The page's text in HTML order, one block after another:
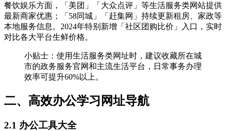
餐饮娱乐方面，「美团」「大众点评」等生活服务类网站提供
最新商家优惠；「58同城」「赶集网」持续更新租房、家政等
本地服务信息。2024年特别新增「社区团购比价」入口，实时
对比各大平台生鲜价格。
小贴士：使用生活服务类网址时，建议收藏所在城
市的政务服务官网和主流生活平台，日常事务办理
效率可提升60%以上。
二、高效办公学习网址导航
2.1 办公工具大全